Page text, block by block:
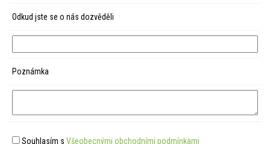
Odkud jste se o nás dozvěděli
Poznámka
Souhlasím s Všeobecnými obchodními podmínkami